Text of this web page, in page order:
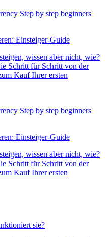
Einsteiger-Guide
wissen aber nicht, wie?
Schritt für Schritt von der
Kauf Ihrer ersten
Einsteiger-Guide
wissen aber nicht, wie?
Schritt für Schritt von der
Kauf Ihrer ersten
sie?